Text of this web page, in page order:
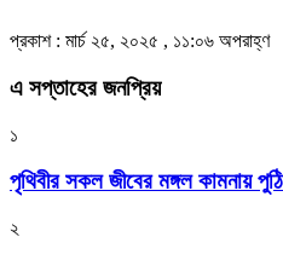
প্রকাশ : মার্চ ২৫, ২০২৫ , ১১:০৬ অপরাহ্ণ
এ সপ্তাহের জনপ্রিয়
১
পৃথিবীর সকল জীবের মঙ্গল কামনায়
২